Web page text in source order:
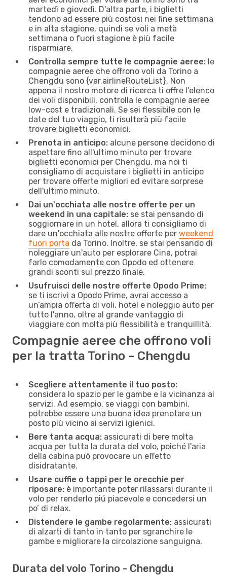
martedì e giovedì. D'altra parte, i biglietti
tendono ad essere più costosi nei fine settimana
e in alta stagione, quindi se voli a metà
settimana o fuori stagione è più facile
risparmiare.
Controlla sempre tutte le compagnie aeree: le
compagnie aeree che offrono voli da Torino a
Chengdu sono {​var.airlineRouteList}. Non
appena il nostro motore di ricerca ti offre l'elenco
dei voli disponibili, controlla le compagnie aeree
low-cost e tradizionali. Se sei flessibile con le
date del tuo viaggio, ti risulterà più facile
trovare biglietti economici.
Prenota in anticipo: alcune persone decidono di
aspettare fino all'ultimo minuto per trovare
biglietti economici per Chengdu, ma noi ti
consigliamo di acquistare i biglietti in anticipo
per trovare offerte migliori ed evitare sorprese
dell'ultimo minuto.
Dai un'occhiata alle nostre offerte per un
weekend in una capitale: se stai pensando di
soggiornare in un hotel, allora ti consigliamo di
dare un'occhiata alle nostre offerte per weekend
fuori porta da Torino. Inoltre, se stai pensando di
noleggiare un'auto per esplorare Cina, potrai
farlo comodamente con Opodo ed ottenere
grandi sconti sul prezzo finale.
Usufruisci delle nostre offerte Opodo Prime:
se ti iscrivi a Opodo Prime, avrai accesso a
un’ampia offerta di voli, hotel e noleggio auto per
tutto l'anno, oltre al grande vantaggio di
viaggiare con molta più flessibilità e tranquillità.
Compagnie aeree che offrono voli
per la tratta Torino - Chengdu
Scegliere attentamente il tuo posto:
considera lo spazio per le gambe e la vicinanza ai
servizi. Ad esempio, se viaggi con bambini,
potrebbe essere una buona idea prenotare un
posto più vicino ai servizi igienici.
Bere tanta acqua: assicurati di bere molta
acqua per tutta la durata del volo, poiché l'aria
della cabina può provocare un effetto
disidratante.
Usare cuffie o tappi per le orecchie per
riposare: è importante poter rilassarsi durante il
volo per renderlo piú piacevole e concedersi un
po’ di relax.
Distendere le gambe regolarmente: assicurati
di alzarti di tanto in tanto per sgranchire le
gambe e migliorare la circolazione sanguigna.
Durata del volo Torino - Chengdu